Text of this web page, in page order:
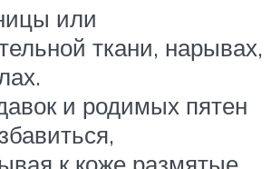
или
ткани, нарывах,
и родимых пятен